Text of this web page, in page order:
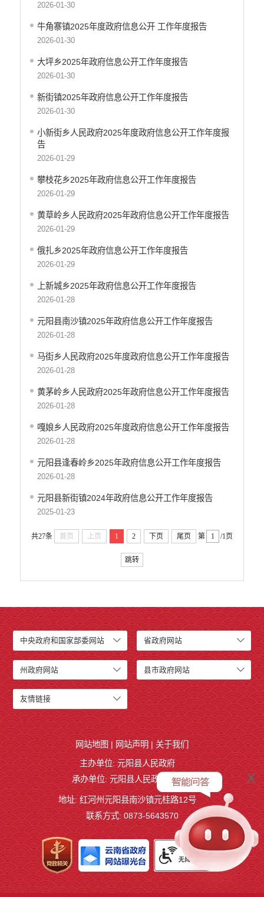
2026-01-30
牛角寨镇2025年度政府信息公开 工作年度报告
2026-01-30
大坪乡2025年政府信息公开工作年度报告
2026-01-30
新街镇2025年政府信息公开工作年度报告
2026-01-30
小新街乡人民政府2025年度政府信息公开工作年度报
告
2026-01-29
攀枝花乡2025年政府信息公开工作年度报告
2026-01-29
黄草岭乡人民政府2025年政府信息公开工作年度报告
2026-01-29
俄扎乡2025年政府信息公开工作年度报告
2026-01-29
上新城乡2025年政府信息公开工作年度报告
2026-01-28
元阳县南沙镇2025年政府信息公开工作年度报告
2026-01-28
马街乡人民政府2025年度政府信息公开工作年度报告
2026-01-28
黄茅岭乡人民政府2025年政府信息公开工作年度报告
2026-01-28
嘎娘乡人民政府2025年度政府信息公开工作年度报告
2026-01-28
元阳县逢春岭乡2025年政府信息公开工作年度报告
2026-01-28
元阳县新街镇2024年政府信息公开工作年度报告
2025-01-23
共27条 首页 上页 1 2 下页 尾页 第 /1页
跳转
中央政府和国家部委网站 省政府网站
州政府网站 县市政府网站
友情链接
x
网站地图 | 网站声明 | 关于我们
主办单位: 元阳县人民政府
承办单位: 元阳县人民政府办公室
地址: 红河州元阳县南沙镇元桂路12号
联系方式: 0873-5643570